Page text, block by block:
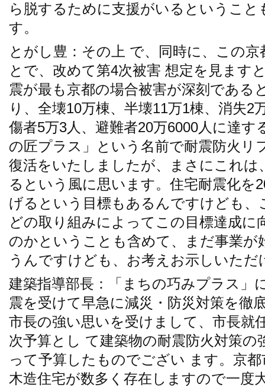
ら脱するために支援がいるというこ
す。
とがし豊：その上 で、同時に、この
とで、改めて第4次被害 想定を見ます
震が最も京都の場合被害が深刻である
り、全壊10万棟、半壊11万1棟、消失2
傷者5万3人、避難者20万6000人に達
の匠プラス」という名前で耐震防火リ
復活をいたしましたが、まさにこれは
るという風に思います。住宅耐震化を
げるという目標もあるんですけども
どの取り組みによってこの目標達成に
のかということも含めて、まだ事業
うんですけども、お考えお示しいた
建築指導部長：「まちの巧みプラス」
震を受けて早急に減災・防災対策を徹
市長の強い思いを受けまして、市長就
次予算とし て建築物の耐震防火対策
って予算したものでござい ます。京
木造住宅が数多く存在しますので一度